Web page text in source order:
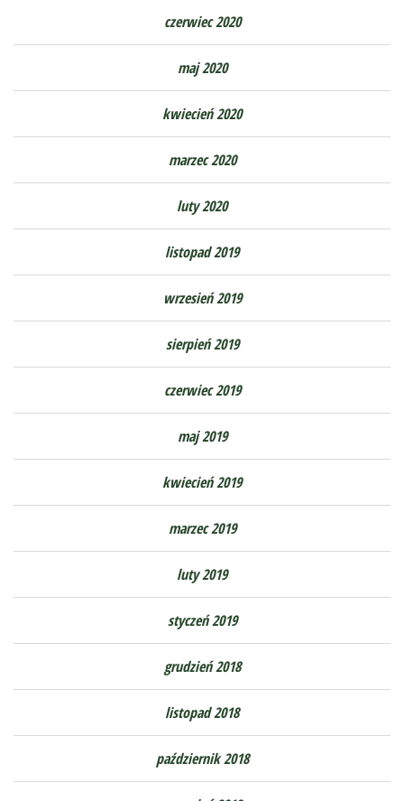
czerwiec 2020
maj 2020
kwiecień 2020
marzec 2020
luty 2020
listopad 2019
wrzesień 2019
sierpień 2019
czerwiec 2019
maj 2019
kwiecień 2019
marzec 2019
luty 2019
styczeń 2019
grudzień 2018
listopad 2018
październik 2018